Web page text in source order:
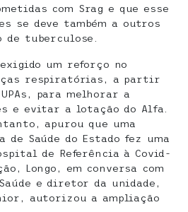
com Srag e que esse
se deve também a outros
de tuberculose.
um reforço no
respiratórias, a partir
para melhorar a
e evitar a lotação do Alfa.
apurou que uma
de Saúde do Estado fez uma
de Referência à Covid-
Longo, em conversa com
e diretor da unidade,
autorizou a ampliação